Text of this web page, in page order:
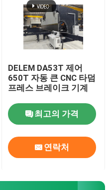
하기 장비
DELEM DA53T 제어
650T 자동 큰 CNC 타덤
프레스 브레이크 기계
최고의 가격
연락처